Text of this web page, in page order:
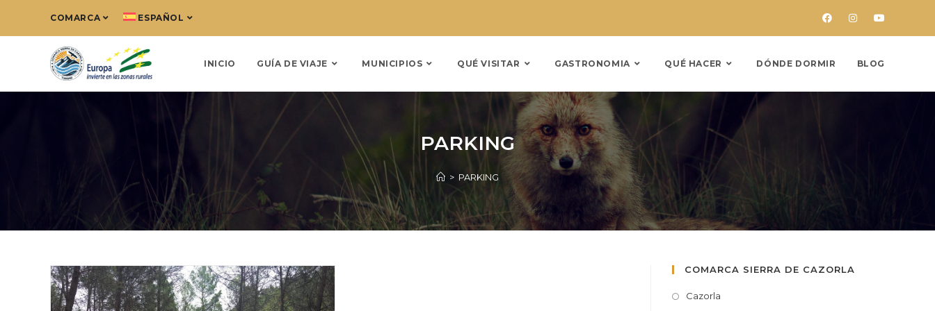
COMARCA ESPAÑOL
INICIO GUÍA DE VIAJE MUNICIPIOS QUÉ VISITAR GASTRONOMIA QUÉ HACER DÓNDE DORMIR BLOG
PARKING
> PARKING
COMARCA SIERRA DE CAZORLA
Cazorla